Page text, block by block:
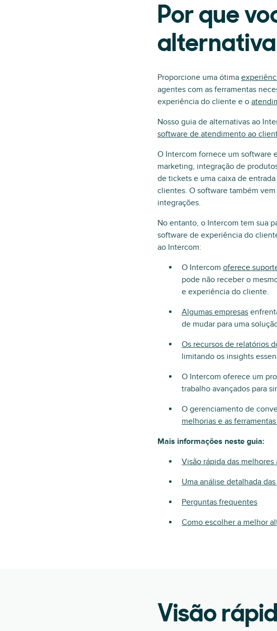
Por que
Proporcione uma ótima
agentes com as ferramentas
experiência do cliente e o
Nosso guia de alternativas ao
software de atendimento ao
O Intercom fornece um software
marketing, integração de
de tickets e uma caixa de
clientes. O software também
integrações.
No entanto, o Intercom tem sua
software de experiência do
ao Intercom:
O Intercom oferece
pode não receber o
e experiência do cliente.
Algumas empresas
de mudar para uma
Os recursos de relatórios
limitando os insights
O Intercom oferece um
trabalho avançados para
O gerenciamento de
melhorias e as
Mais informações neste guia:
Visão rápida das
Uma análise detalhada
Perguntas frequentes
Como escolher a melhor
Visão